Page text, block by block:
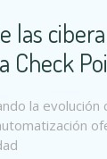
las
Check
la evolución